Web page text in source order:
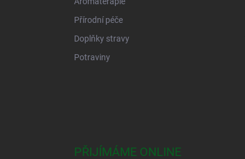
Přírodní péče
Doplňky stravy
Potraviny
PŘIJÍMÁME ONLINE